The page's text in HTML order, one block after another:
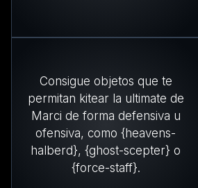
Consigue objetos que te
permitan kitear la ultimate de
Marci de forma defensiva u
ofensiva, como {heavens-
halberd}, {ghost-scepter} o
{force-staff}.